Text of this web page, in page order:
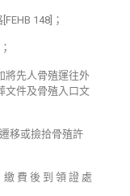
148]；
將先人骨殖運往外
文件及骨殖入口文
移或撿拾骨殖許
費 後 到 領 證 處